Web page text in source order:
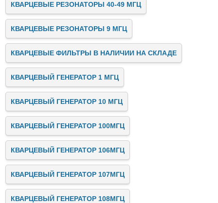
КВАРЦЕВЫЕ РЕЗОНАТОРЫ 40-49 МГЦ
КВАРЦЕВЫЕ РЕЗОНАТОРЫ 9 МГЦ
КВАРЦЕВЫЕ ФИЛЬТРЫ В НАЛИЧИИ НА СКЛАДЕ
КВАРЦЕВЫЙ ГЕНЕРАТОР 1 МГЦ
КВАРЦЕВЫЙ ГЕНЕРАТОР 10 МГЦ
КВАРЦЕВЫЙ ГЕНЕРАТОР 100МГЦ
КВАРЦЕВЫЙ ГЕНЕРАТОР 106МГЦ
КВАРЦЕВЫЙ ГЕНЕРАТОР 107МГЦ
КВАРЦЕВЫЙ ГЕНЕРАТОР 108МГЦ